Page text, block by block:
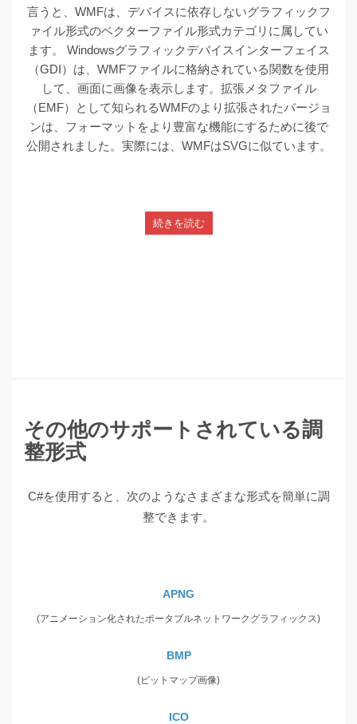
言うと、WMFは、デバイスに依存しないグラフィックフ
ァイル形式のベクターファイル形式カテゴリに属してい
ます。 Windowsグラフィックデバイスインターフェイス
（GDI）は、WMFファイルに格納されている関数を使用
して、画面に画像を表示します。拡張メタファイル
（EMF）として知られるWMFのより拡張されたバージョ
ンは、フォーマットをより豊富な機能にするために後で
公開されました。実際には、WMFはSVGに似ています。
続きを読む
その他のサポートされている調
整形式
C#を使用すると、次のようなさまざまな形式を簡単に調
整できます。
APNG
(アニメーション化されたポータブルネットワークグラフィックス)
BMP
(ビットマップ画像)
ICO